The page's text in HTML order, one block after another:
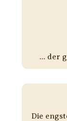
... der
Die